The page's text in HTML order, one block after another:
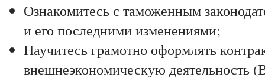
Ознакомитесь с таможенным
и его последними изменениями;
Научитесь грамотно оформлять
внешнеэкономическую деятельность